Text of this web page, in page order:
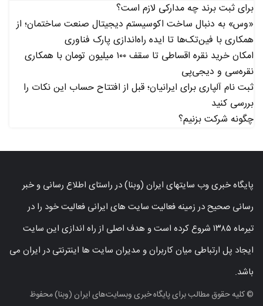
برای ثبت برند چه مدارکی لازم است؟
«وس» به دنبال ساخت اکوسیستم دیجیتال صنعت ساختمان؛ از
همکاری با فین‌تک‌ها تا ایده راه‌اندازی پارک فناوری
امکان خرید نقره اقساطی تا سقف ۱۰۰ میلیون تومان با همکاری
نقره‌سی و دیجی‌پی
ثبت نام آلپاری برای ایرانیان؛ قبل از افتتاح حساب این نکات را
بررسی کنید
چگونه شرکت بزنیم؟
پایگاه خبری وب سایتهای ایران (وبنا) در راستای اطلاع رسانی و خبر
رسانی صحیح در زمینه فعالیت سایت های ایرانی فعالیت خود را در
تیرماه ۱۳۸۵ شروع کرده است و هدف اصلی از راه اندازی این سایت
ایجاد پل ارتباطی میان کاربران و مدیران سایت ها اینترنتی در ایران می
باشد.
© کلیه حقوق مطالب برای پایگاه خبری وبسایت‌های ایران (وبنا) محفوظ